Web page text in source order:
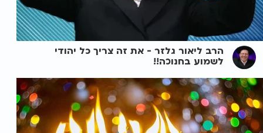
הרב ליאור גלזר - את זה צריך כל יהודי
לשמוע בחנוכה!!